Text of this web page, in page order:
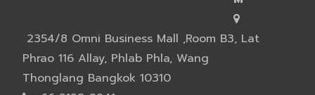
2354/8 Omni Business Mall ,Room B3, Lat
Phrao 116 Allay, Phlab Phla, Wang
Thonglang Bangkok 10310